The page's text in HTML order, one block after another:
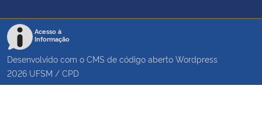
Acesso à
Informação
Desenvolvido com o CMS de código aberto Wordpress
2026 UFSM / CPD